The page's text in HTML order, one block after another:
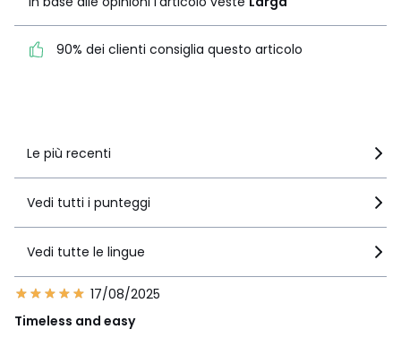
questo articolo
90% dei clienti consiglia questo articolo
Le più recenti
Vedi tutti i punteggi
Vedi tutte le lingue
17/08/2025
Timeless and easy